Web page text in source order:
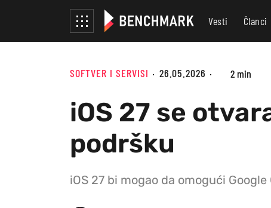
Vesti Članci
SOFTVER I SERVISI 26.05.2026 2 min
iOS 27 se
podršku
iOS 27 bi mogao da omogući